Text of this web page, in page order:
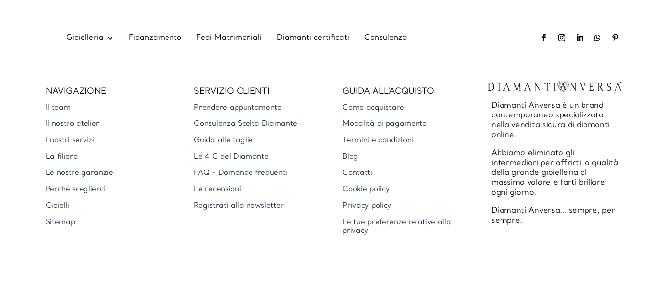
Gioielleria Fidanzamento Fedi Matrimoniali Diamanti certificati Consulenza
NAVIGAZIONE
Il team
Il nostro atelier
I nostri servizi
La filiera
Le nostre garanzie
Perché sceglierci
Gioielli
Sitemap
SERVIZIO CLIENTI
Prendere appuntamento
Consulenza Scelta Diamante
Guida alle taglie
Le 4 C del Diamante
FAQ - Domande frequenti
Le recensioni
Registrati alla newsletter
GUIDA ALL'ACQUISTO
Come acquistare
Modalità di pagamento
Termini e condizioni
Blog
Contatti
Cookie policy
Privacy policy
Le tue preferenze relative alla
privacy
Diamanti Anversa è un brand
contemporaneo specializzato
nella vendita sicura di diamanti
online.
Abbiamo eliminato gli
intermediari per offrirti la qualità
della grande gioielleria al
massimo valore e farti brillare
ogni giorno.
Diamanti Anversa… sempre, per
sempre.